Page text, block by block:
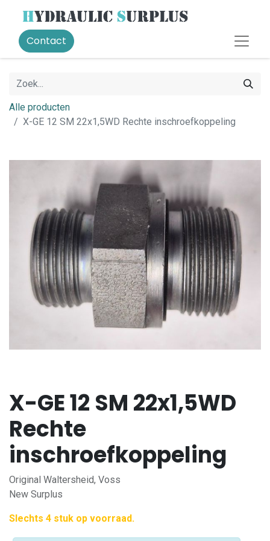
Contact
Alle producten
X-GE 12 SM 22x1,5WD Rechte inschroefkoppeling
X-GE 12 SM 22x1,5WD
Rechte
inschroefkoppeling
Original Waltersheid, Voss
New Surplus
Slechts 4 stuk op voorraad.